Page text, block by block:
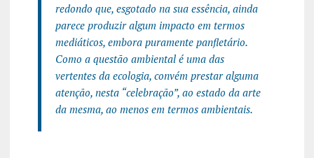
redondo que, esgotado na sua essência, ainda
parece produzir algum impacto em termos
mediáticos, embora puramente panfletário.
Como a questão ambiental é uma das
vertentes da ecologia, convém prestar alguma
atenção, nesta “celebração”, ao estado da arte
da mesma, ao menos em termos ambientais.